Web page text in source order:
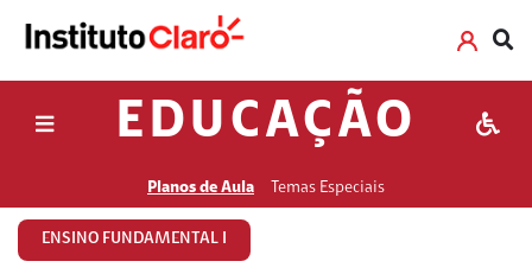
EDUCAÇÃO
Planos de Aula Temas Especiais
ENSINO FUNDAMENTAL I